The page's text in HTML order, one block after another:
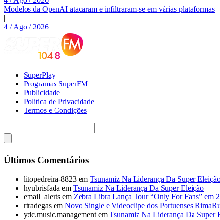
Modelos da OpenAI atacaram e infiltraram-se em várias plataformas
|
4 / Ago / 2026
SuperPlay
Programas SuperFM
Publicidade
Politica de Privacidade
Termos e Condições
Últimos Comentários
litopedreira-8823 em Tsunamiz Na Liderança Da Super Eleição
hyubrisfada em Tsunamiz Na Liderança Da Super Eleição
email_alerts em Zebra Libra Lança Tour “Only For Fans” em
rtradegas em Novo Single e Videoclipe dos Portuenses
ydc.music.management em Tsunamiz Na Liderança Da Super